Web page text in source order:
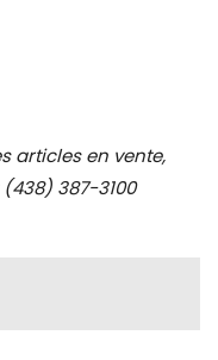
articles en vente,
387-3100